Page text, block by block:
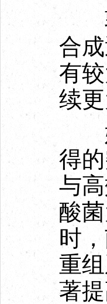
郭
合
有
续
她
得
与
酸
时
重
著